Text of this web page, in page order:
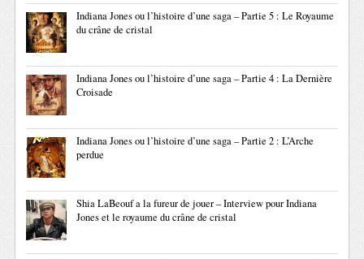
Indiana Jones ou l’histoire d’une saga – Partie 5 : Le Royaume
du crâne de cristal
Indiana Jones ou l’histoire d’une saga – Partie 4 : La Dernière
Croisade
Indiana Jones ou l’histoire d’une saga – Partie 2 : L’Arche
perdue
Shia LaBeouf a la fureur de jouer – Interview pour Indiana
Jones et le royaume du crâne de cristal